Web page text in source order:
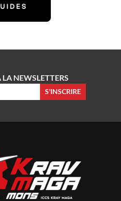
NEWSLETTERS
S'INSCRIRE